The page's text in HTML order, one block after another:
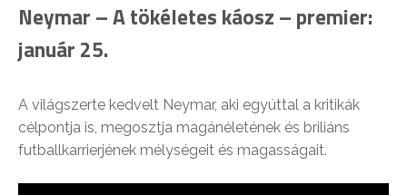
Neymar – A tökéletes káosz – premier:
január 25.
A világszerte kedvelt Neymar, aki egyúttal a kritikák
célpontja is, megosztja magánéletének és briliáns
futballkarrierjének mélységeit és magasságait.